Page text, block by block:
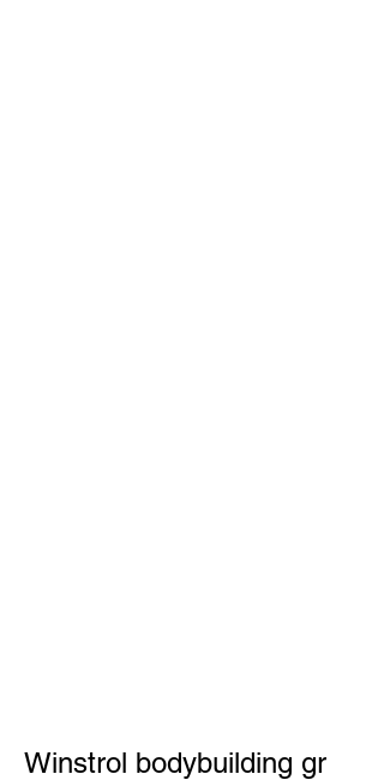
Winstrol bodybuilding gr